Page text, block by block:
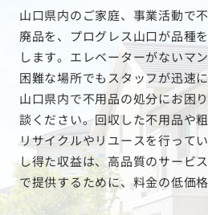
山口県内のご家庭、事業活動で
廃品を、プログレス山口が品種
します。エレベーターがないマ
困難な場所でもスタッフが迅速
山口県内で不用品の処分にお困
談ください。回収した不用品や
リサイクルやリユースを行って
し得た収益は、高品質のサービ
で提供するために、料金の低価